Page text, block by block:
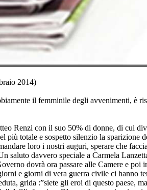
2014)
il femminile degli avvenimenti, è
Renzi con il suo 50% di donne, di cui
più totale e sospetto silenzio la
loro i nostri auguri, sperare che
saluto davvero speciale a Carmela
dovrà ora passare alle Camere e
e giorni di vera guerra civile ci hanno
grida :”siete gli eroi di questo paese,